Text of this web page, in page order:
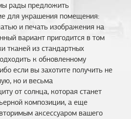
рады предложить
для украшения помещения:
и печать изображения на
вариант пригодится в том
тканей из стандартных
к обновленному
если вы захотите получить не
но и весьма
от солнца, которая станет
композиции, а еще
аксессуаром вашего